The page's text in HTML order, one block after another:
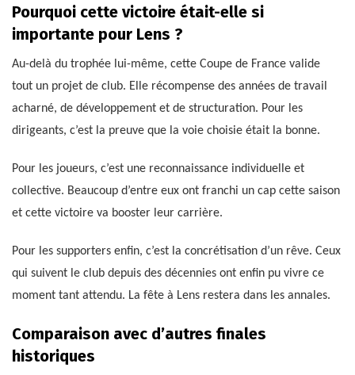
Pourquoi cette victoire était-elle si
importante pour Lens ?
Au-delà du trophée lui-même, cette Coupe de France valide
tout un projet de club. Elle récompense des années de travail
acharné, de développement et de structuration. Pour les
dirigeants, c’est la preuve que la voie choisie était la bonne.
Pour les joueurs, c’est une reconnaissance individuelle et
collective. Beaucoup d’entre eux ont franchi un cap cette saison
et cette victoire va booster leur carrière.
Pour les supporters enfin, c’est la concrétisation d’un rêve. Ceux
qui suivent le club depuis des décennies ont enfin pu vivre ce
moment tant attendu. La fête à Lens restera dans les annales.
Comparaison avec d’autres finales
historiques